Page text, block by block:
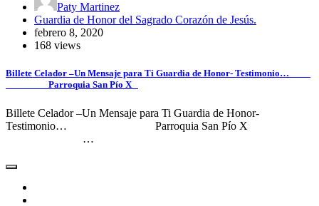
Paty Martinez
Guardia de Honor del Sagrado Corazón de Jesús.
febrero 8, 2020
168 views
Billete Celador –Un Mensaje para Ti Guardia de Honor- Testimonio…
Parroquia San Pío X
Billete Celador –Un Mensaje para Ti Guardia de Honor-
Testimonio… Parroquia San Pío X
…